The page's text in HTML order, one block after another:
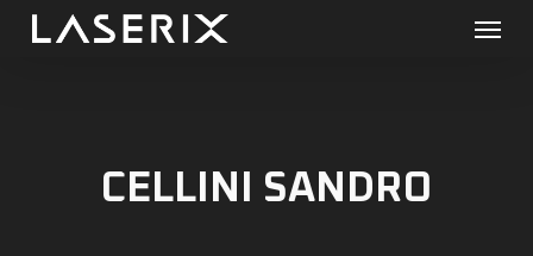
Skip
Menu
CELLINI SANDRO